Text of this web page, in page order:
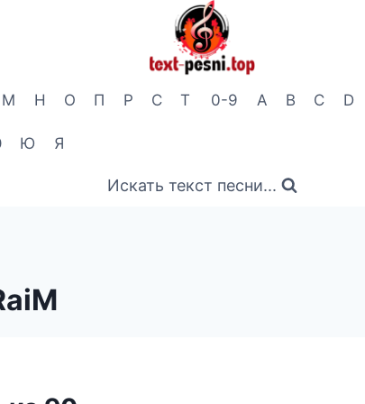
М Н О П Р С Т
Ю Я
0-9 A B C D
Искать текст песни...